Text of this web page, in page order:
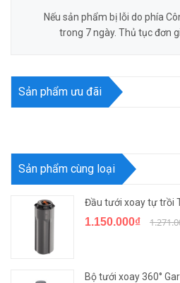
Nếu sản phẩm bị lỗi do phía
trong 7 ngày. Thủ tục đơn
Sản phẩm ưu đãi
Sản phẩm cùng loại
Đầu tưới xoay tự trồi
1.150.000₫
Bộ tưới xoay 360°